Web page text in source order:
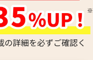
詳細を必ずご確認く